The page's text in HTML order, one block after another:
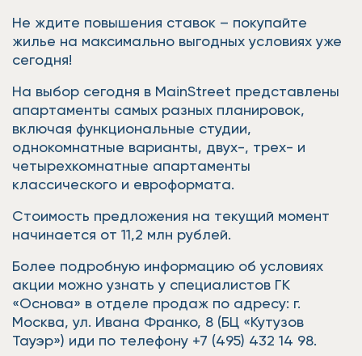
Не ждите повышения ставок – покупайте
жилье на максимально выгодных условиях уже
сегодня!
На выбор сегодня в MainStreet представлены
апартаменты самых разных планировок,
включая функциональные студии,
однокомнатные варианты, двух-, трех- и
четырехкомнатные апартаменты
классического и евроформата.
Стоимость предложения на текущий момент
начинается от 11,2 млн рублей.
Более подробную информацию об условиях
акции можно узнать у специалистов ГК
«Основа» в отделе продаж по адресу: г.
Москва, ул. Ивана Франко, 8 (БЦ «Кутузов
Тауэр») иди по телефону +7 (495) 432 14 98.